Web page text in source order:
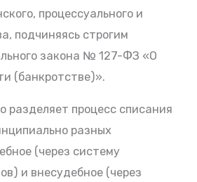
процессуального и
подчиняясь строгим
закона № 127-ФЗ «О
(банкротстве)».
разделяет процесс списания
разных
(через систему
и внесудебное (через